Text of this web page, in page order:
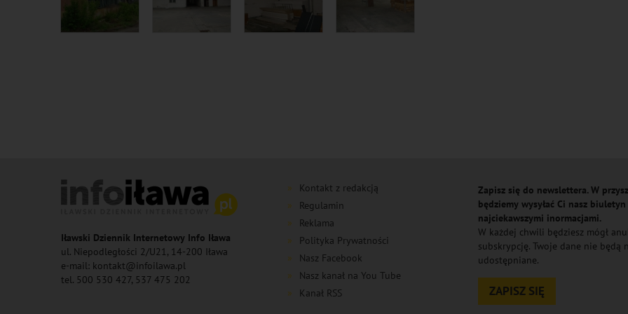
Iławski Dziennik Internetowy Info Iława
ul. Niepodległości 2/U21, 14-200 Iława
e-mail: kontakt@infoilawa.pl
tel. 500 530 427, 537 475 202
Kontakt z redakcją
Regulamin
Reklama
Polityka Prywatności
Nasz Facebook
Nasz kanał na You Tube
Kanał RSS
Zapisz się do newslettera. W
będziemy wysyłać Ci nasz biuletyn
najciekawszymi inormacjami.
W każdej chwili będziesz mógł
subskrypcję. Twoje dane nie będą
udostępniane.
ZAPISZ SIĘ